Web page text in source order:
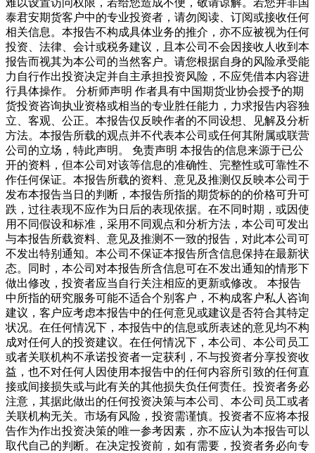
难以设置访问权限，若给您造成不便，敬请谅解。若您并非国
泰君安期货客户中的专业投资者，请勿阅读、订阅或接收任何
相关信息。本报告不构成具体业务的推介，亦不应被视为任何
投资、法律、会计或税务建议，且本公司不会因接收人收到本
报告而视其为本公司的当然客户。请您根据自身的风险承受能
力自行作出投资决定并自主承担投资风险，不应凭借本内容进
行具体操作。 分析师声明 作者具有中国期货业协会授予的期
货投资咨询执业资格或相当的专业胜任能力，力求报告内容独
立、客观、公正。本报告仅反映作者的不同设想、见解及分析
方法。本报告所载的观点并不代表本公司或任何其附属或联营
公司的立场，特此声明。 免责声明 本报告的信息来源于已公
开的资料，但本公司对该等信息的准确性、完整性或可靠性不
作任何保证。本报告所载的资料、意见及推测仅反映本公司于
发布本报告当日的判断，本报告所指的期货标的的价格可升可
跌，过往表现不应作为日后的表现依据。在不同时期，或因使
用不同假设和标准，采用不同观点和分析方法，本公司可发出
与本报告所载资料、意见及推测不一致的报告，对此本公司可
不发出特别通知。本公司不保证本报告所含信息保持在最新状
态。同时，本公司对本报告所含信息可在不发出通知的情形下
做出修改，投资者应当自行关注相应的更新或修改。 本报告
中所指的研究服务可能不适合个别客户，不构成客户私人咨询
建议，客户应考虑本报告中的任何意见或建议是否符合其特定
状况。在任何情况下，本报告中的信息或所表述的意见均不构
成对任何人的投资建议。在任何情况下，本公司、本公司员工
或者关联机构不承诺投资者一定获利，不与投资者分享投资收
益，也不对任何人因使用本报告中的任何内容所引致的任何直
接或间接损失或与此有关的其他损失负任何责任。投资者务必
注意，其据此做出的任何投资决策与本公司、本公司员工或者
关联机构无关。市场有风险，投资需谨慎。投资者不应将本报
告作为作出投资决策的唯一参考因素，亦不应认为本报告可以
取代自己的判断。在决定投资前，如有需要，投资者务必向专